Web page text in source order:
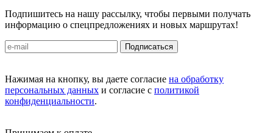
Подпишитесь на нашу рассылку, чтобы первыми получать
информацию о спецпредложениях и новых маршрутах!
Подписаться
Нажимая на кнопку, вы даете согласие на обработку
персональных данных и согласие с политикой
конфиденциальности.